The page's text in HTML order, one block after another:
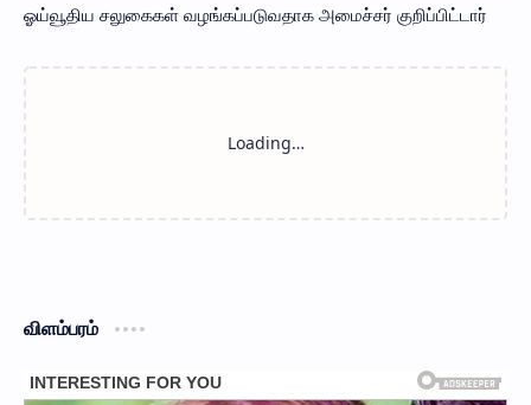
ஓய்வூதிய சலுகைகள் வழங்கப்படுவதாக அமைச்சர் குறிப்பிட்டார்
விளம்பரம்